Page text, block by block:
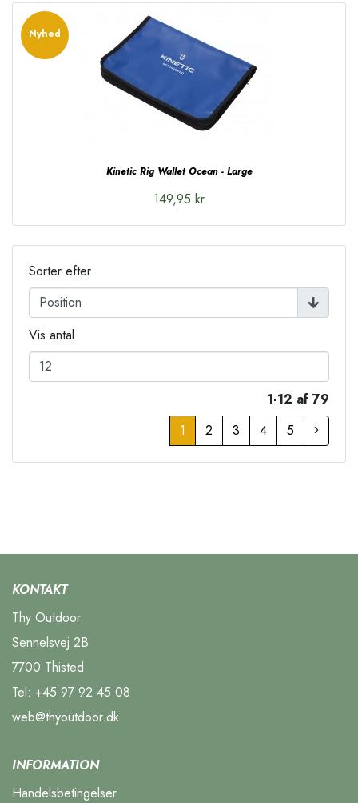
Nyhed
Kinetic Rig Wallet Ocean - Large
149,95 kr
Sorter efter
Vis antal
1-12 af 79
1
2 3 4 5
KONTAKT
Thy Outdoor
Sennelsvej 2B
7700 Thisted
Tel: +45 97 92 45 08
web@thyoutdoor.dk
INFORMATION
Handelsbetingelser